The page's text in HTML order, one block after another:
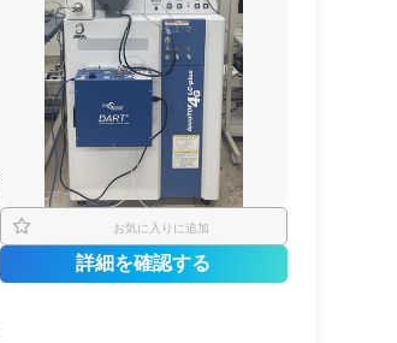
お気に入りに追加
詳細を確認する